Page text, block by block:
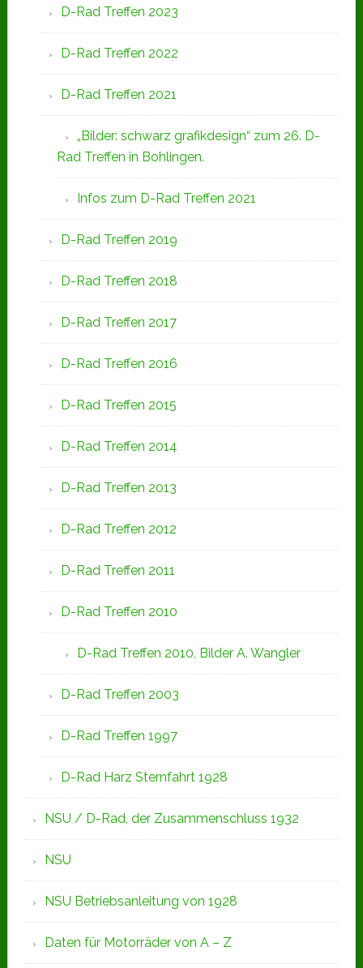
D-Rad Treffen 2023
D-Rad Treffen 2022
D-Rad Treffen 2021
„Bilder: schwarz grafikdesign“ zum 26. D-
Rad Treffen in Bohlingen.
Infos zum D-Rad Treffen 2021
D-Rad Treffen 2019
D-Rad Treffen 2018
D-Rad Treffen 2017
D-Rad Treffen 2016
D-Rad Treffen 2015
D-Rad Treffen 2014
D-Rad Treffen 2013
D-Rad Treffen 2012
D-Rad Treffen 2011
D-Rad Treffen 2010
D-Rad Treffen 2010, Bilder A. Wangler
D-Rad Treffen 2003
D-Rad Treffen 1997
D-Rad Harz Sternfahrt 1928
NSU / D-Rad, der Zusammenschluss 1932
NSU
NSU Betriebsanleitung von 1928
Daten für Motorräder von A – Z